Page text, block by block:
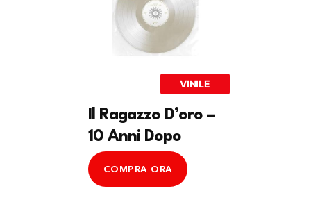
VINILE
Il Ragazzo D’oro –
10 Anni Dopo
COMPRA ORA